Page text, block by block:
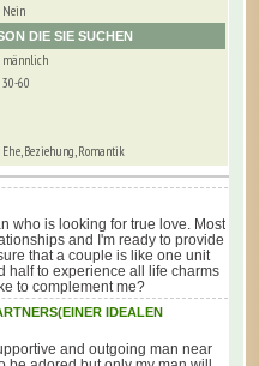
Nein
DIE SIE SUCHEN
männlich
30-60
Ehe, Beziehung, Romantik
who is looking for true love. Most
and I'm ready to provide
that a couple is like one unit
half to experience all life charms
to complement me?
IDEALEN
and outgoing man near